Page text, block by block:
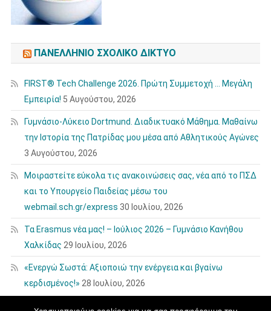
ΠΑΝΕΛΛΉΝΙΟ ΣΧΟΛΙΚΌ ΔΊΚΤΥΟ
FIRST® Tech Challenge 2026. Πρώτη Συμμετοχή … Μεγάλη
Εμπειρία! 5 Αυγούστου, 2026
Γυμνάσιο-Λύκειο Dortmund. Διαδικτυακό Μάθημα. Μαθαίνω
την Ιστορία της Πατρίδας μου μέσα από Αθλητικούς Αγώνες
3 Αυγούστου, 2026
Μοιραστείτε εύκολα τις ανακοινώσεις σας, νέα από το ΠΣΔ
και το Υπουργείο Παιδείας μέσω του
webmail.sch.gr/express 30 Ιουλίου, 2026
Τα Erasmus νέα μας! – Ιούλιος 2026 – Γυμνάσιο Κανήθου
Χαλκίδας 29 Ιουλίου, 2026
«Ενεργώ Σωστά: Αξιοποιώ την ενέργεια και βγαίνω
κερδισμένος!» 28 Ιουλίου, 2026